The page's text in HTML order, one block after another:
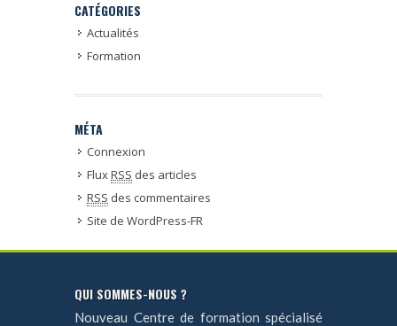
CATÉGORIES
Actualités
Formation
MÉTA
Connexion
FluxRSS des articles
RSS des commentaires
Site de WordPress-FR
QUI SOMMES-NOUS ?
Nouveau Centre de formation spécialisé